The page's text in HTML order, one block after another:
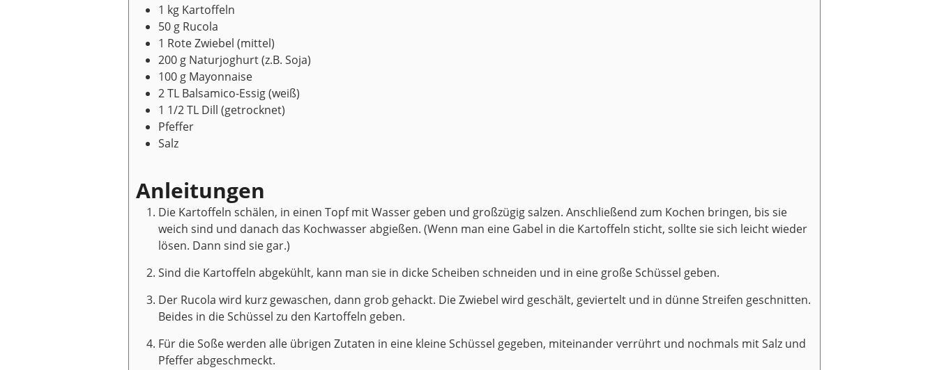
1 kg Kartoffeln
50 g Rucola
1 Rote Zwiebel (mittel)
200 g Naturjoghurt (z.B. Soja)
100 g Mayonnaise
2 TL Balsamico-Essig (weiß)
1 1/2 TL Dill (getrocknet)
Pfeffer
Salz
Anleitungen
Die Kartoffeln schälen, in einen Topf mit Wasser geben und großzügig salzen. Anschließend zum Kochen bringen, bis sie
weich sind und danach das Kochwasser abgießen. (Wenn man eine Gabel in die Kartoffeln sticht, sollte sie sich leicht wieder
lösen. Dann sind sie gar.)
Sind die Kartoffeln abgekühlt, kann man sie in dicke Scheiben schneiden und in eine große Schüssel geben.
Der Rucola wird kurz gewaschen, dann grob gehackt. Die Zwiebel wird geschält, geviertelt und in dünne Streifen geschnitten.
Beides in die Schüssel zu den Kartoffeln geben.
Für die Soße werden alle übrigen Zutaten in eine kleine Schüssel gegeben, miteinander verrührt und nochmals mit Salz und
Pfeffer abgeschmeckt.